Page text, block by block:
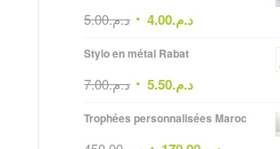
د.م.5.00 د.م.4.00
Stylo en métal Rabat
د.م.7.00 د.م.5.50
Trophées personnalisées Maroc